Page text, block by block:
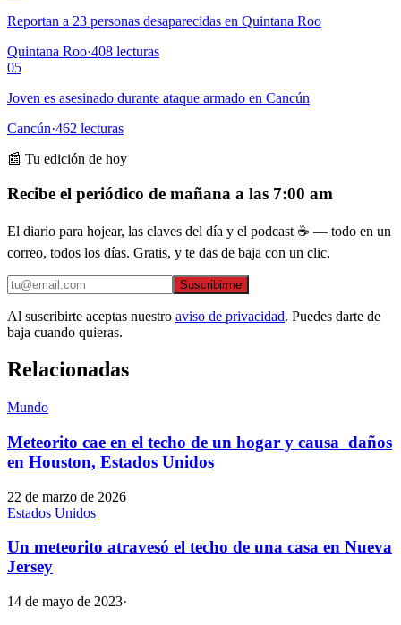
Reportan a 23 personas desaparecidas en Quintana Roo
Quintana Roo·408 lecturas
05
Joven es asesinado durante ataque armado en Cancún
Cancún·462 lecturas
📰 Tu edición de hoy
Recibe el periódico de mañana a las 7:00 am
El diario para hojear, las claves del día y el podcast ☕ — todo en un
correo, todos los días. Gratis, y te das de baja con un clic.
Suscribirme
Al suscribirte aceptas nuestro aviso de privacidad. Puedes darte de
baja cuando quieras.
Relacionadas
Mundo
Meteorito cae en el techo de un hogar y causa daños
en Houston, Estados Unidos
22 de marzo de 2026
Estados Unidos
Un meteorito atravesó el techo de una casa en Nueva
Jersey
14 de mayo de 2023·